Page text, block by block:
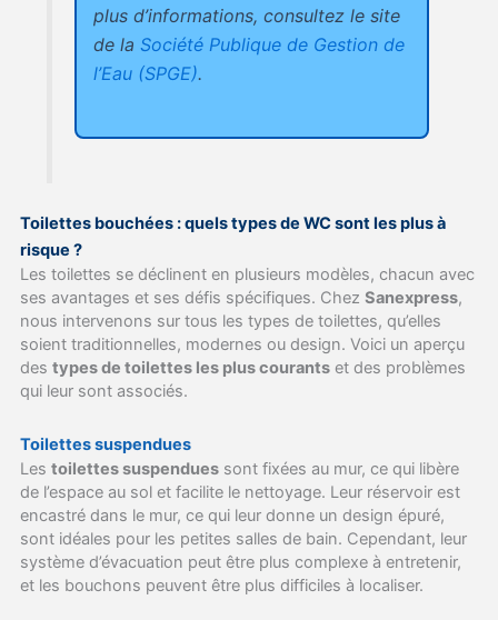
plus d’informations, consultez le site
de laSociété Publique de Gestion de
l’Eau (SPGE).
Toilettes bouchées : quels types de WC sont les plus à
risque ?
Les toilettes se déclinent en plusieurs modèles, chacun avec
ses avantages et ses défis spécifiques. Chez Sanexpress,
nous intervenons sur tous les types de toilettes, qu’elles
soient traditionnelles, modernes ou design. Voici un aperçu
des types de toilettes les plus courants et des problèmes
qui leur sont associés.
Toilettes suspendues
Les toilettes suspendues sont fixées au mur, ce qui libère
de l’espace au sol et facilite le nettoyage. Leur réservoir est
encastré dans le mur, ce qui leur donne un design épuré,
sont idéales pour les petites salles de bain. Cependant, leur
système d’évacuation peut être plus complexe à entretenir,
et les bouchons peuvent être plus difficiles à localiser.